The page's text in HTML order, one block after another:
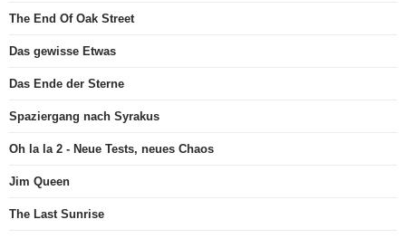
The End Of Oak Street
Das gewisse Etwas
Das Ende der Sterne
Spaziergang nach Syrakus
Oh la la 2 - Neue Tests, neues Chaos
Jim Queen
The Last Sunrise